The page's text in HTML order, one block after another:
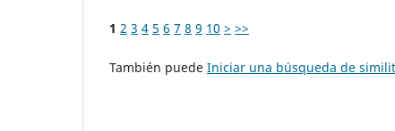
1 2 3 4 5 6 7 8 9 10 > >>
También puede Iniciar una búsqueda de